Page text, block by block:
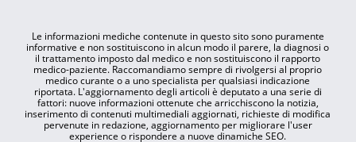
Le informazioni mediche contenute in questo sito sono puramente
informative e non sostituiscono in alcun modo il parere, la diagnosi o
il trattamento imposto dal medico e non sostituiscono il rapporto
medico-paziente. Raccomandiamo sempre di rivolgersi al proprio
medico curante o a uno specialista per qualsiasi indicazione
riportata. L'aggiornamento degli articoli è deputato a una serie di
fattori: nuove informazioni ottenute che arricchiscono la notizia,
inserimento di contenuti multimediali aggiornati, richieste di modifica
pervenute in redazione, aggiornamento per migliorare l'user
experience o rispondere a nuove dinamiche SEO.